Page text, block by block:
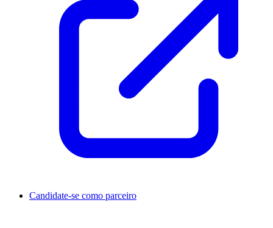
Candidate-se como parceiro